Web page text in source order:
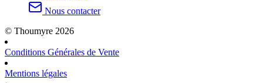
Nous contacter
© Thoumyre 2026
Conditions Générales de Vente
Mentions légales